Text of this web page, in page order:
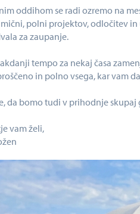
oddihom se radi ozremo na
polni projektov, odločitev
za zaupanje.
tempo za nekaj časa
in polno vsega, kar vam
da bomo tudi v prihodnje
vam želi,